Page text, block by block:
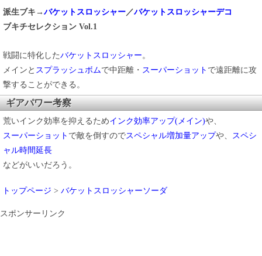
派生ブキ→ バケットスロッシャー／バケットスロッシャーデコ
ブキチセレクション Vol.1
戦闘に特化したバケットスロッシャー。
メインと スプラッシュボムで中距離・ スーパーショット で遠距離に攻
撃することができる。
ギアパワー考察
荒いインク効率を抑えるためインク効率アップ(メイン)や、
スーパーショット で敵を倒すのでスペシャル増加量アップや、 スペシ
ャル時間延長
などがいいだろう。
トップページ > バケットスロッシャーソーダ
スポンサーリンク